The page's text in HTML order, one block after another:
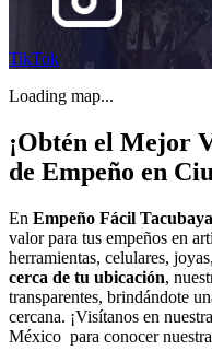
TikTok
Loading map...
¡Obtén el Mejor
de Empeño en
En Empeño Fácil Tacubaya
valor para tus empeños en
herramientas, celulares,
cerca de tu ubicación,
transparentes, brindándote
cercana. ¡Visítanos en
México para conocer